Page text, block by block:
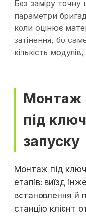
Без заміру точну
параметри
коли оцінює
затінення, бо
кількість
Монтаж
під
запуску
Монтаж під
етапів: виїзд
встановлення й
станцію клієнт